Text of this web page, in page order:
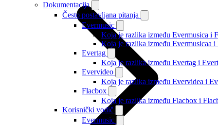
Dokumentacija
Često postavljana pitanja
Evermusic
Koja je razlika između Evermusica i
Koja je razlika između Evermusicaa i
Evertag
Koja je razlika između Evertag i
Evervideo
Koja je razlika između Evervidea i
Flacbox
Koja je razlika između Flacbox i
Korisnički vodič
Evermusic